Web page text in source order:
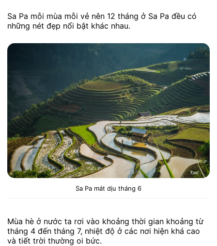
Sa Pa mỗi mùa mỗi vẻ nên 12 tháng ở Sa Pa đều có
những nét đẹp nổi bật khác nhau.
Sa Pa mát dịu tháng 6
Mùa hè ở nước ta rơi vào khoảng thời gian khoảng từ
tháng 4 đến tháng 7, nhiệt độ ở các nơi hiện khá cao
và tiết trời thường oi bức.